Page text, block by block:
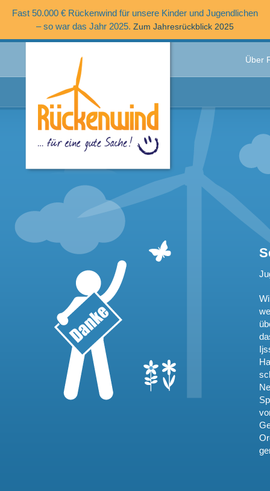
Fast 50.000 € Rückenwind für unsere Kinder und Jugendlichen
– so war das Jahr 2025. Zum Jahresrückblick 2025
Über